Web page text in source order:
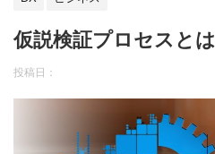
仮説検証プロセスとは
投稿日：